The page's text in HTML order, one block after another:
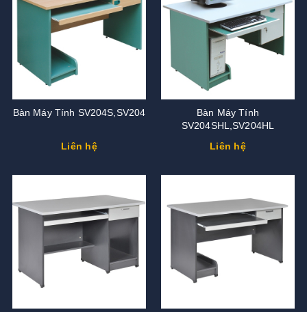
Bàn Máy Tính SV204S,SV204
Liên hệ
Bàn Máy Tính
SV204SHL,SV204HL
Liên hệ